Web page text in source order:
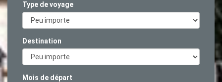
Type de voyage
Destination
Mois de départ